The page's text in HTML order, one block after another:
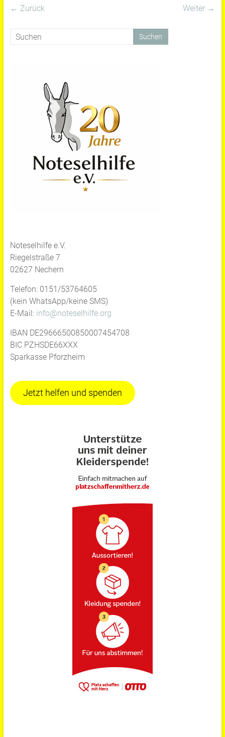
← Zurück
Weiter →
Noteselhilfe e.V.
Riegelstraße 7
02627 Nechern
Telefon: 0151/53764605
(kein WhatsApp/keine SMS)
E-Mail: info@noteselhilfe.org
IBAN DE29666500850007454708
BIC PZHSDE66XXX
Sparkasse Pforzheim
Jetzt helfen und spenden